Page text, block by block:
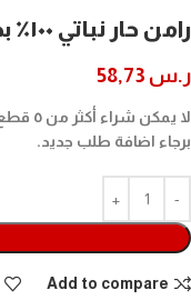
رامن حار نباتي ١٠٠٪ بحليب الصويا
ر.س
برجاء اضافة طلب جديد.
Add to compare